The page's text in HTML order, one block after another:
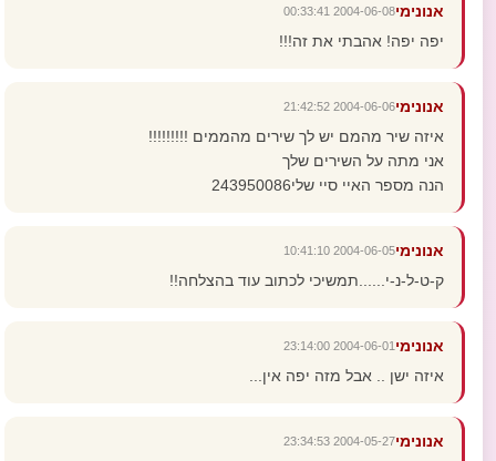
אנונימי2004-06-08 00:33:41
יפה יפה! אהבתי את זה!!!
אנונימי2004-06-06 21:42:52
איזה שיר מהמם יש לך שירים מהממים !!!!!!!!!
אני מתה על השירים שלך
הנה מספר האיי סיי שלי243950086
אנונימי2004-06-05 10:41:10
ק-ט-ל-נ-י......תמשיכי לכתוב עוד בהצלחה!!
אנונימי 2004-06-01 23:14:00
איזה ישן .. אבל מזה יפה אין...
אנונימי2004-05-27 23:34:53